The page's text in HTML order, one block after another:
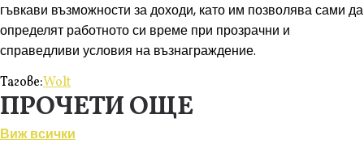
гъвкави възможности за доходи, като им позволява сами да
определят работното си време при прозрачни и
справедливи условия на възнаграждение.
Тагове:Wolt
ПРОЧЕТИ ОЩЕ
Виж всички